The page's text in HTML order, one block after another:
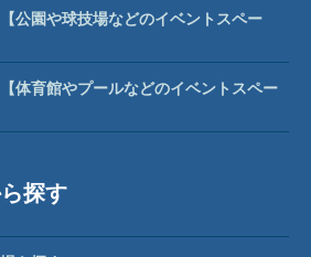
公園や球技場などのイベントスペー
体育館やプールなどのイベントスペー
探す